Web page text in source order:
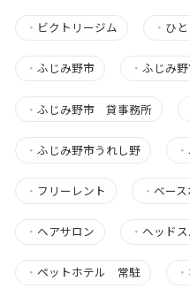
・ ビクトリージム ・ ひ
・ ふじみ野市 ・ふじみ
・ ふじみ野市 貸事務所
・ ふじみ野市うれし野 ・
・ フリーレント ・ ベー
・ ヘアサロン ・ ヘッド
・ ペットホテル 常駐 ・